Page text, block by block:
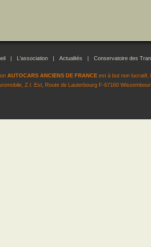
| L'association | Actualités | Conservatoire des
AUTOCARS ANCIENS DE FRANCE est à but non lucratif,
Z.I. Est, Route de Lauterbourg F-67160